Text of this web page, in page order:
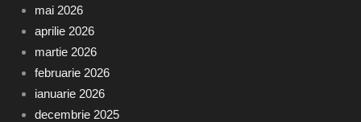
mai 2026
aprilie 2026
martie 2026
februarie 2026
ianuarie 2026
decembrie 2025